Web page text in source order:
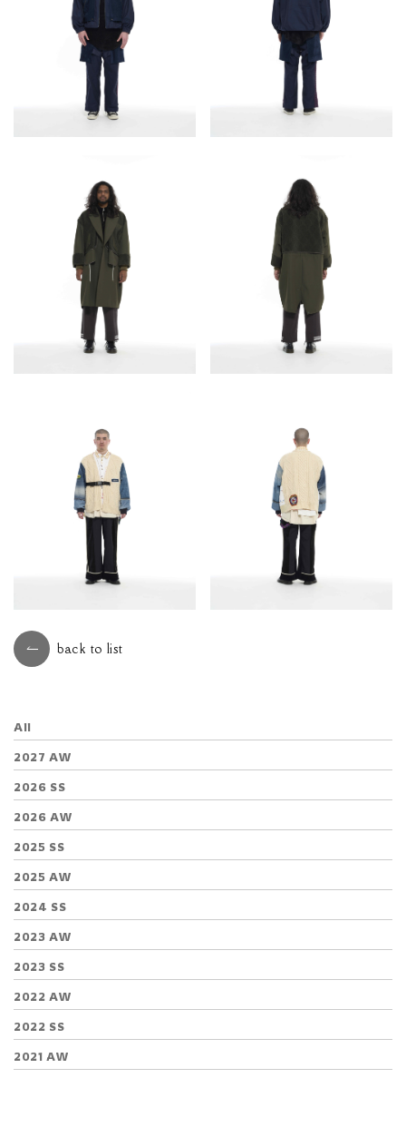
All
2027 AW
2026 SS
2026 AW
2025 SS
2025 AW
2024 SS
2023 AW
2023 SS
2022 AW
2022 SS
2021 AW
back to list